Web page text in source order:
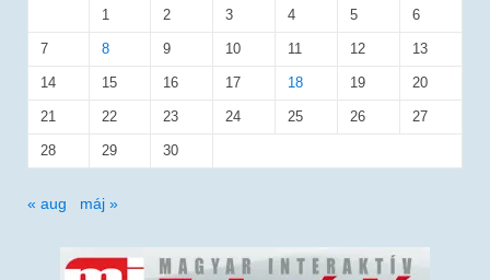
1 2 3 4 5 6
7 8 9 10 11 12 13
14 15 16 17 18 19 20
21 22 23 24 25 26 27
28 29 30
« aug máj »